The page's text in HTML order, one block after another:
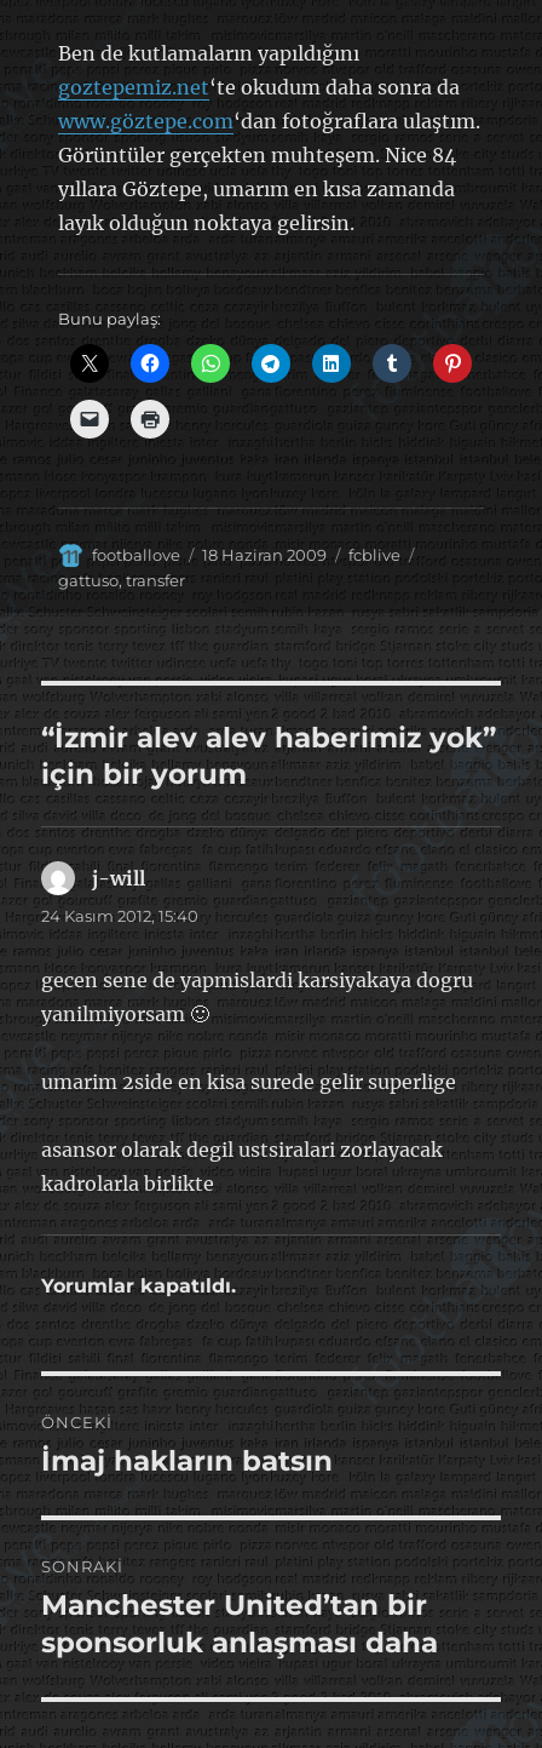
Ben de kutlamaların yapıldığını
goztepemiz.net‘te okudum daha sonra da
www.göztepe.com‘dan fotoğraflara ulaştım.
Görüntüler gerçekten muhteşem. Nice 84
yıllara Göztepe, umarım en kısa zamanda
layık olduğun noktaya gelirsin.
Bunu paylaş:
Yazar
footballove
Yayın
tarihi
18 Haziran 2009 Kategoriler
fcblive
gattuso, transfer
“İzmir alev alev haberimiz yok”
için bir yorum
j-willdedi
ki:
24 Kasım 2012, 15:40
gecen sene de yapmislardi karsiyakaya dogru
yanilmiyorsam 🙂
umarim 2side en kisa surede gelir superlige
asansor olarak degil ustsiralari zorlayacak
kadrolarla birlikte
Yorumlar kapatıldı.
Yazı
gezinmesi
ÖNCEKI
Önceki
yazı:
İmaj hakların batsın
SONRAKI
Sonraki
yazı:
Manchester United’tan bir
sponsorluk anlaşması daha